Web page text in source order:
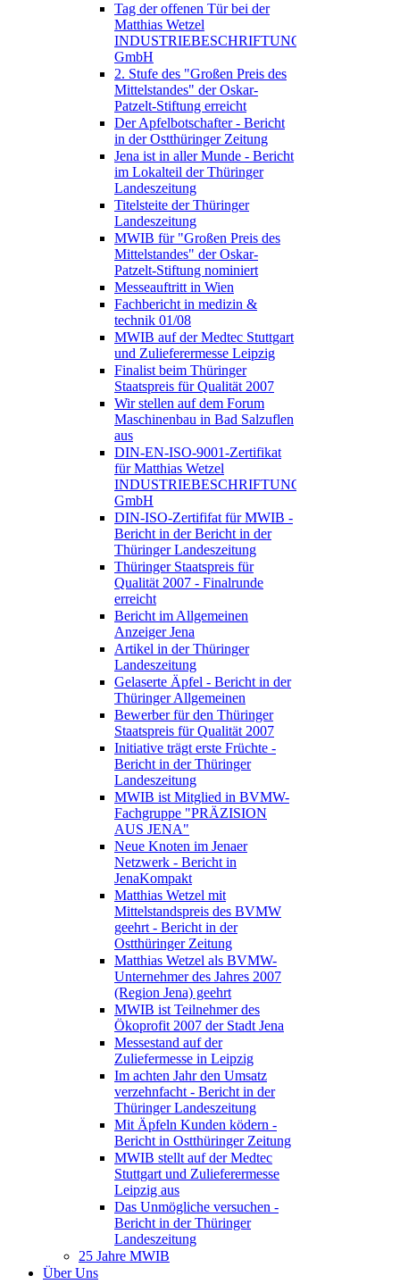
Tag der offenen Tür bei der
Matthias Wetzel
INDUSTRIEBESCHRIFTUNGEN
GmbH
2. Stufe des "Großen Preis des
Mittelstandes" der Oskar-
Patzelt-Stiftung erreicht
Der Apfelbotschafter - Bericht
in der Ostthüringer Zeitung
Jena ist in aller Munde - Bericht
im Lokalteil der Thüringer
Landeszeitung
Titelsteite der Thüringer
Landeszeitung
MWIB für "Großen Preis des
Mittelstandes" der Oskar-
Patzelt-Stiftung nominiert
Messeauftritt in Wien
Fachbericht in medizin &
technik 01/08
MWIB auf der Medtec Stuttgart
und Zulieferermesse Leipzig
Finalist beim Thüringer
Staatspreis für Qualität 2007
Wir stellen auf dem Forum
Maschinenbau in Bad Salzuflen
aus
DIN-EN-ISO-9001-Zertifikat
für Matthias Wetzel
INDUSTRIEBESCHRIFTUNGEN
GmbH
DIN-ISO-Zertififat für MWIB -
Bericht in der Bericht in der
Thüringer Landeszeitung
Thüringer Staatspreis für
Qualität 2007 - Finalrunde
erreicht
Bericht im Allgemeinen
Anzeiger Jena
Artikel in der Thüringer
Landeszeitung
Gelaserte Äpfel - Bericht in der
Thüringer Allgemeinen
Bewerber für den Thüringer
Staatspreis für Qualität 2007
Initiative trägt erste Früchte -
Bericht in der Thüringer
Landeszeitung
MWIB ist Mitglied in BVMW-
Fachgruppe "PRÄZISION
AUS JENA"
Neue Knoten im Jenaer
Netzwerk - Bericht in
JenaKompakt
Matthias Wetzel mit
Mittelstandspreis des BVMW
geehrt - Bericht in der
Ostthüringer Zeitung
Matthias Wetzel als BVMW-
Unternehmer des Jahres 2007
(Region Jena) geehrt
MWIB ist Teilnehmer des
Ökoprofit 2007 der Stadt Jena
Messestand auf der
Zuliefermesse in Leipzig
Im achten Jahr den Umsatz
verzehnfacht - Bericht in der
Thüringer Landeszeitung
Mit Äpfeln Kunden ködern -
Bericht in Ostthüringer Zeitung
MWIB stellt auf der Medtec
Stuttgart und Zulieferermesse
Leipzig aus
Das Unmögliche versuchen -
Bericht in der Thüringer
Landeszeitung
25 Jahre MWIB
Über Uns